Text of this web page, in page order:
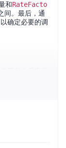
和RateFacto
间。最后，通
确定必要的调
你可以直接在
感受真实的